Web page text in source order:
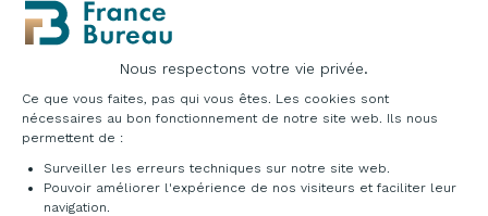
Nous respectons votre vie privée.
Plateforme de Gestion du Consentement :
Ce que vous faites, pas qui vous êtes. Les cookies sont
nécessaires au bon fonctionnement de notre site web. Ils nous
permettent de :
Surveiller les erreurs techniques sur notre site web.
Pouvoir améliorer l'expérience de nos visiteurs et faciliter leur
navigation.
Ø100 x H30,3 cm réf.
: MITC3030
Tables basses plateau grés 5 mm